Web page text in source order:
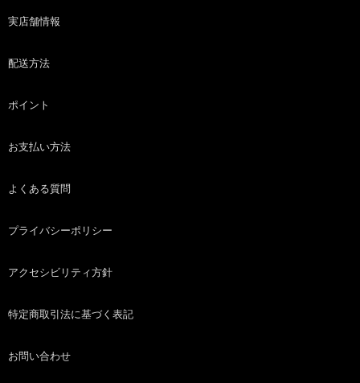
実店舗情報
配送方法
ポイント
お支払い方法
よくある質問
プライバシーポリシー
アクセシビリティ方針
特定商取引法に基づく表記
お問い合わせ